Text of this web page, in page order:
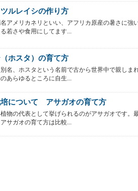
ルレイシの作り方
アメリカネリといい、アフリカ原産の暑さに強
若さや食用にしてます...
ホスタ）の育て方
名、ホスタという名前で古から世界中で親しま
あらゆるところに自生...
について アサガオの育て方
物の代表として挙げられるのがアサガオです。
サガオの育て方は比較...